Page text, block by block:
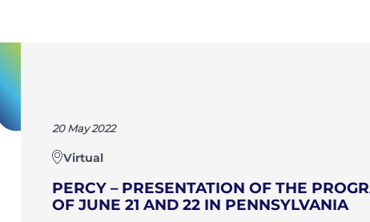
20 May 2022
Virtual
PERCY – PRESENTATION OF THE
OF JUNE 21 AND 22 IN PENNSYLVANIA